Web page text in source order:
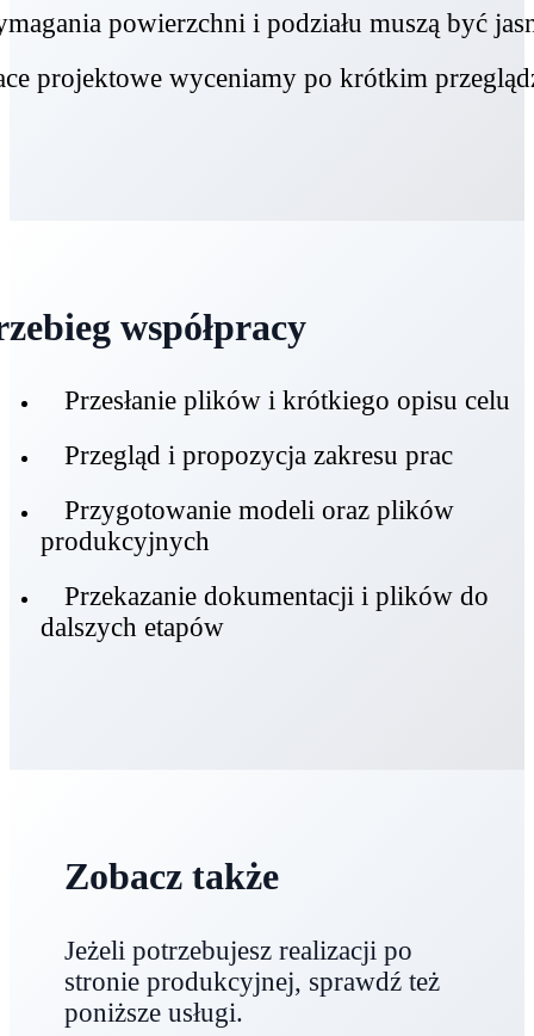
powierzchni i podziału muszą być
projektowe wyceniamy po krótkim
współpracy
Przesłanie plików i krótkiego opisu celu
Przegląd i propozycja zakresu prac
Przygotowanie modeli oraz plików
produkcyjnych
Przekazanie dokumentacji i plików do
dalszych etapów
Zobacz także
Jeżeli potrzebujesz realizacji po
stronie produkcyjnej, sprawdź też
poniższe usługi.